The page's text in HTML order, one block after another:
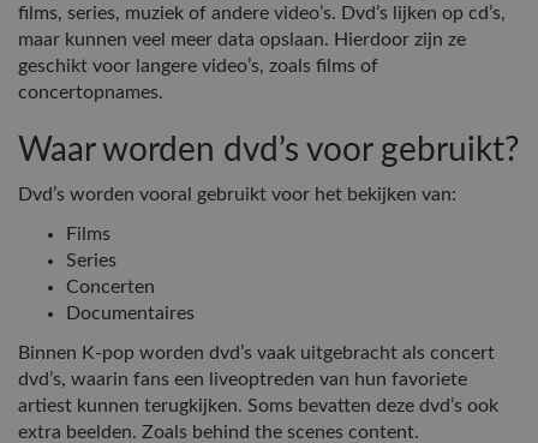
films, series, muziek of andere video’s. Dvd’s lijken op cd’s,
maar kunnen veel meer data opslaan. Hierdoor zijn ze
geschikt voor langere video’s, zoals films of
concertopnames.
Waar worden dvd’s voor gebruikt?
Dvd’s worden vooral gebruikt voor het bekijken van:
Films
Series
Concerten
Documentaires
Binnen K-pop worden dvd’s vaak uitgebracht als concert
dvd’s, waarin fans een liveoptreden van hun favoriete
artiest kunnen terugkijken. Soms bevatten deze dvd’s ook
extra beelden. Zoals behind the scenes content.